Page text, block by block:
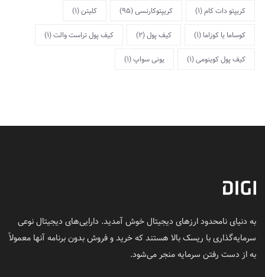
کریپتو دات کام(1) کریپتوکارنسی(95) کلیتن(1)
کوساما یا کوزاما (1) کیف پول(2) کیف پول تراست والت(1)
کیف پول کوینومی(1) یونی سواپ(1)
به دنیای نامحدود ارزهای دیجیتال خوش آمدید. دارایی‌های دیجیتال نوعی
سرمایه‌گذاری با ریسک بالا هستند که خرید و فروش بدون برنامه آنها معمولاً
به از دست رفتن سرمایه منجر می‌شود.